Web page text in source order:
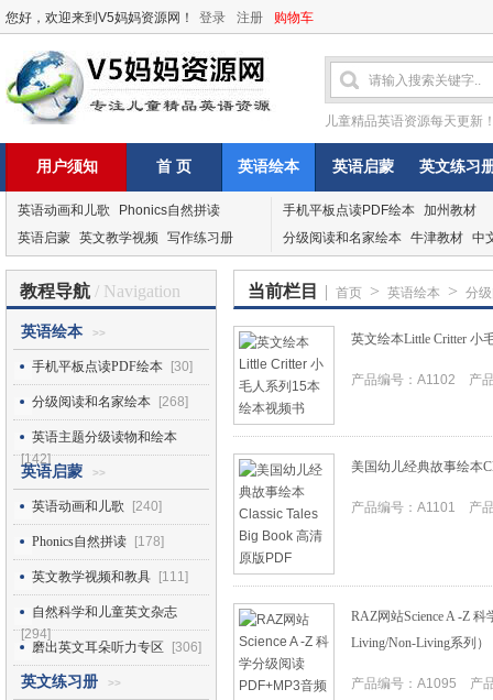
您好，欢迎来到V5妈妈资源网！ 登录 注册 购物车
儿童精品英语资源每天更新
用户须知 首 页 英语绘本 英语启蒙 英文练习
英语动画和儿歌
Phonics自然拼读
英语启蒙 英文教学视频 写作练习册
手机平板点读PDF绘本 加州教材
分级阅读和名家绘本 牛津教材 中
教程导航 / Navigation
英语绘本 >>
手机平板点读PDF绘本 [30]
分级阅读和名家绘本 [268]
英语主题分级读物和绘本
[142]
英语启蒙 >>
英语动画和儿歌 [240]
Phonics自然拼读 [178]
英文教学视频和教具 [111]
自然科学和儿童英文杂志
[294]
磨出英文耳朵听力专区
[306]
英文练习册 >>
当前栏目 | 首页 > 英语绘本 > 分
英文绘本Little Critter 小
产品编号：A1102 产
美国幼儿经典故事绘本
产品编号：A1101 产
RAZ网站Science A -Z
Living/Non-Living系列）
产品编号：A1095 产